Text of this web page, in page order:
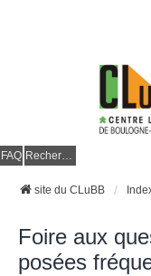
FAQ Rechercher
site du CLuBB
Foire aux
posées